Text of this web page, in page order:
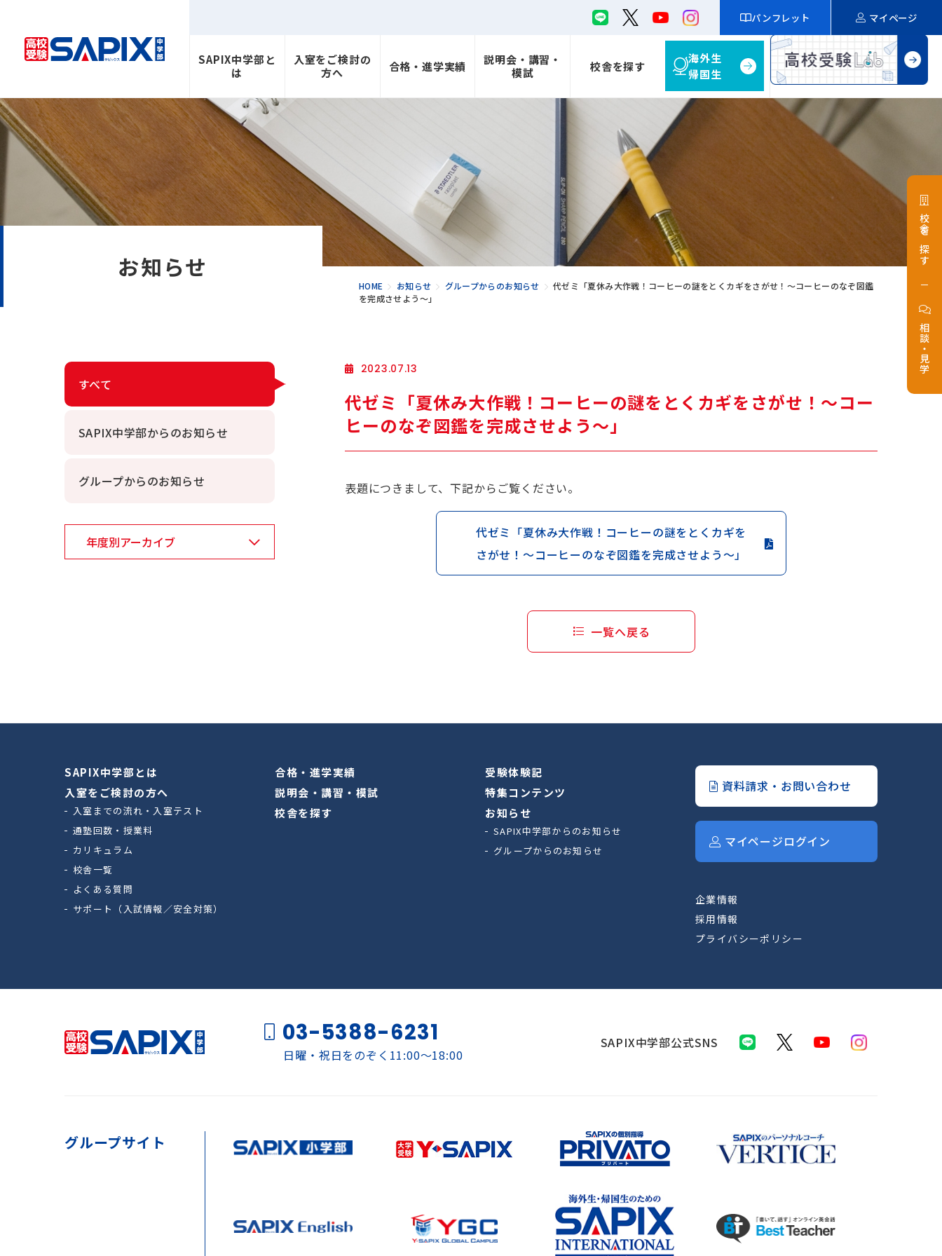
SAPIX中学部と
は
入室をご検討の
方へ
合格・進学実績
説明会・講習・
模試
校舎を探す
海外生
帰国生
パンフレット マイページ
お知らせ
HOME お知らせ グループからのお知らせ
代ゼミ「夏休み大作戦！コーヒーの謎をとくカギをさがせ！～コーヒーのなぞ図鑑
を完成させよう～」
すべて
SAPIX中学部からのお知らせ
グループからのお知らせ
2023.07.13
代ゼミ「夏休み大作戦！コーヒーの謎をとくカギをさがせ！～コー
ヒーのなぞ図鑑を完成させよう～」
表題につきまして、下記からご覧ください。
代ゼミ「夏休み大作戦！コーヒーの謎をとくカギを
さがせ！～コーヒーのなぞ図鑑を完成させよう～」
一覧へ戻る
SAPIX中学部とは
入室をご検討の方へ
入室までの流れ・入室テスト
通塾回数・授業料
カリキュラム
校舎一覧
よくある質問
サポート（入試情報／安全対策）
合格・進学実績
説明会・講習・模試
校舎を探す
受験体験記
特集コンテンツ
お知らせ
SAPIX中学部からのお知らせ
グループからのお知らせ
資料請求・お問い合わせ
マイページログイン
企業情報
採用情報
プライバシーポリシー
03-5388-6231
日曜・祝日をのぞく11:00～18:00
SAPIX中学部公式SNS
グループサイト
校舎を探す
相談・見学